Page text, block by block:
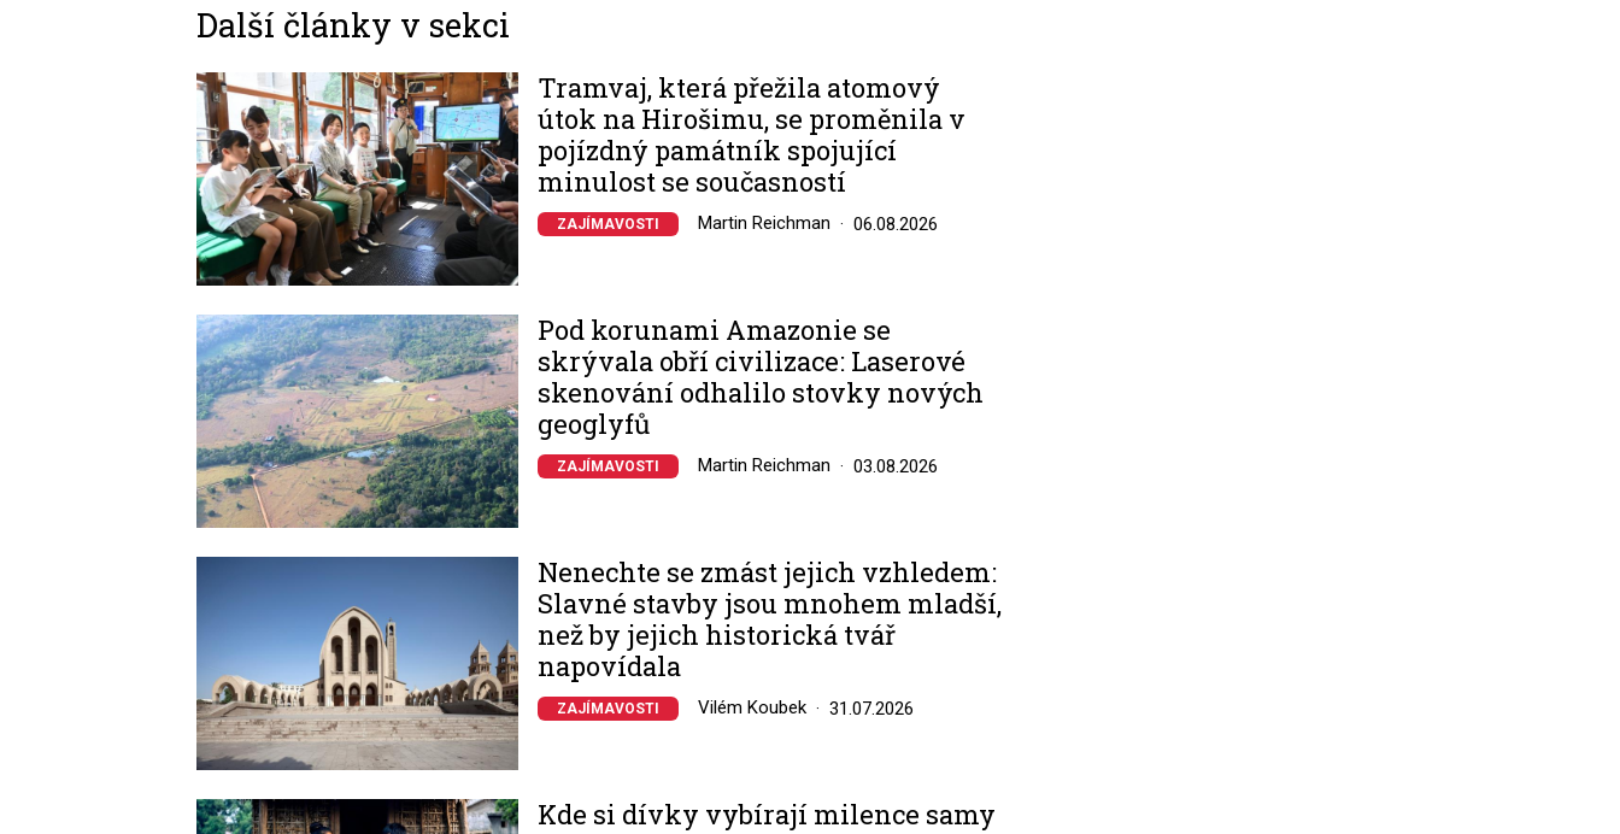
Další články v sekci
Image
Tramvaj, která přežila atomový
útok na Hirošimu, se proměnila v
pojízdný památník spojující
minulost se současností
ZAJÍMAVOSTI Martin Reichman 06.08.2026
Image
Pod korunami Amazonie se
skrývala obří civilizace: Laserové
skenování odhalilo stovky nových
geoglyfů
ZAJÍMAVOSTI Martin Reichman 03.08.2026
Nenechte se zmást jejich vzhledem:
Slavné stavby jsou mnohem mladší,
než by jejich historická tvář
napovídala
ZAJÍMAVOSTI Vilém Koubek 31.07.2026
Image
Kde si dívky vybírají milence samy